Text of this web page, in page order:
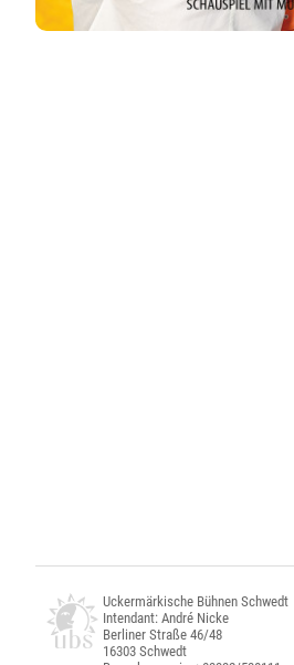
Uckermärkische Bühnen Schwedt
Intendant: André Nicke
Berliner Straße 46/48
16303 Schwedt